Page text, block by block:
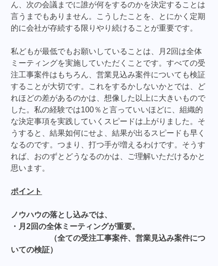
ん、次の会議までに誰が何をするのかを決定することは
言うまでもありません。こうしたことを、とにかく定期
的に会社が存続する限りやり続けることが重要です。
私どもが最低でもお願いしていることは、月2回は全体
ミーティングを実施していただくことです。すべての受
注工事案件はもちろん、営業見込み案件についても検証
することが大切です。これをするかしないかとでは、ど
れほどの差があるのかは、想像した以上に大きいもので
した。私の経験では100％と言っていいほどに、組織的
な決定事項を実践していくスピードは上がりました。そ
うすると、結果如何にせよ、結果が出るスピードも早く
なるのです。つまり、打つ手が増えるわけです。そうす
れば、おのずとどうなるのかは、ご理解いただけるかと
思います。
ポイント
ノウハウの落とし込みでは、
・月2回の全体ミーティングが重要。
（全ての受注工事案件、営業見込み案件につ
いての検証）